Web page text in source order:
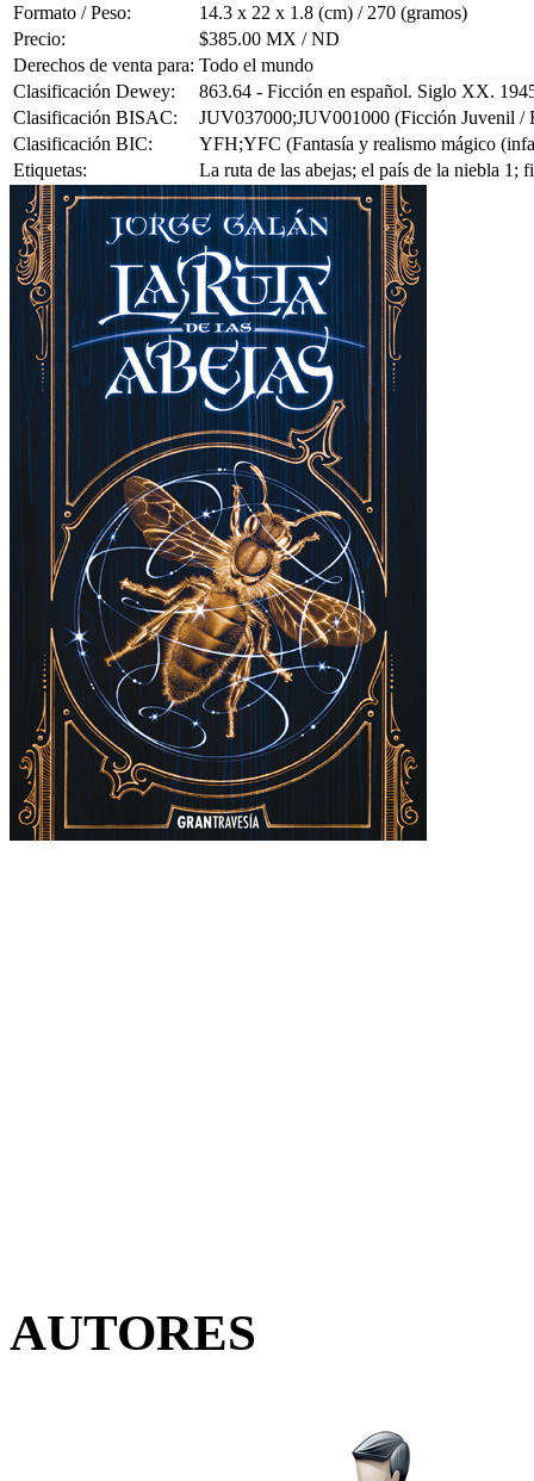
Formato / Peso:
14.3 x 22 x 1.8 (cm) / 270 (gramos)
Precio:
$385.00 MX / ND
Derechos de venta para: Todo el mundo
Clasificación Dewey:
863.64 - Ficción en español. Siglo XX.
Clasificación BISAC:
JUV037000;JUV001000 (Ficción Juvenil /
Clasificación BIC:
YFH;YFC (Fantasía y realismo mágico
Etiquetas:
La ruta de las abejas; el país de la niebla
AUTORES